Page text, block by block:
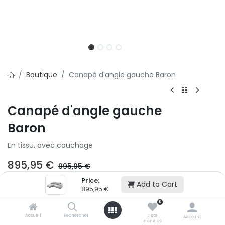
Price:
895,95 € Add to Cart
Accueil Rechercher
0
Liste
d'envies
Account
Boutique Canapé d'angle gauche Baron
Canapé d'angle gauche
Baron
En tissu, avec couchage
895,95 € 995,95€
Ajouter au panier